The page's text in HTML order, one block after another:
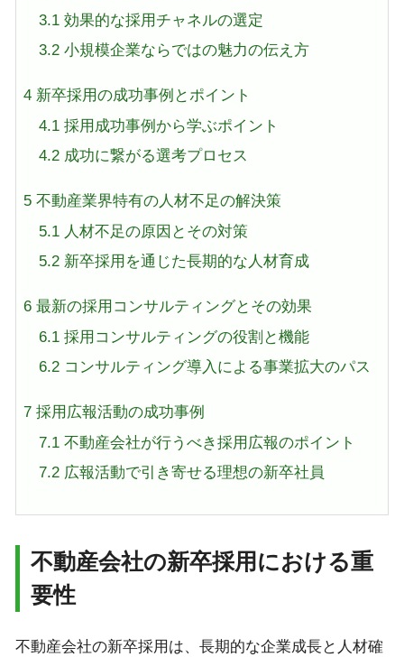
3.1効果的な採用チャネルの選定
3.2小規模企業ならではの魅力の伝え方
4 新卒採用の成功事例とポイント
4.1採用成功事例から学ぶポイント
4.2成功に繋がる選考プロセス
5 不動産業界特有の人材不足の解決策
5.1人材不足の原因とその対策
5.2新卒採用を通じた長期的な人材育成
6 最新の採用コンサルティングとその効果
6.1採用コンサルティングの役割と機能
6.2コンサルティング導入による事業拡大のパス
7 採用広報活動の成功事例
7.1不動産会社が行うべき採用広報のポイント
7.2広報活動で引き寄せる理想の新卒社員
不動産会社の新卒採用における重
要性
不動産会社の新卒採用は、長期的な企業成長と人材確